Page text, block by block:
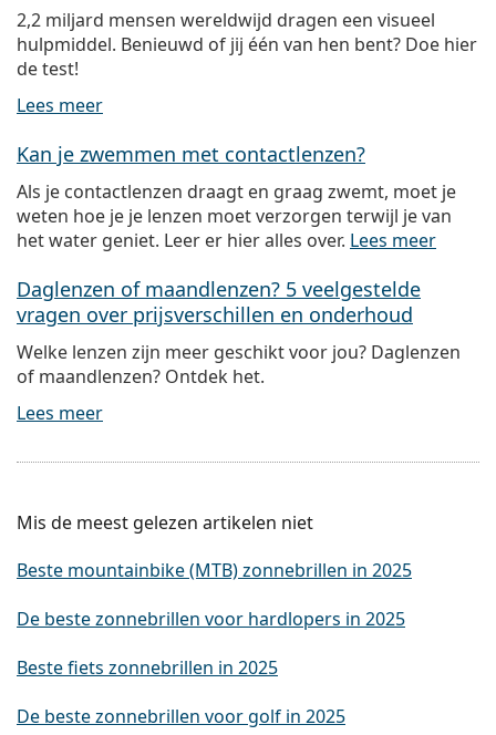
2,2 miljard mensen wereldwijd dragen een visueel
hulpmiddel. Benieuwd of jij één van hen bent? Doe hier
de test!
Lees meer
Kan je zwemmen met contactlenzen?
Als je contactlenzen draagt en graag zwemt, moet je
weten hoe je je lenzen moet verzorgen terwijl je van
het water geniet. Leer er hier alles over. Lees meer
Daglenzen of maandlenzen? 5 veelgestelde
vragen over prijsverschillen en onderhoud
Welke lenzen zijn meer geschikt voor jou? Daglenzen
of maandlenzen? Ontdek het.
Lees meer
Mis de meest gelezen artikelen niet
Beste mountainbike (MTB) zonnebrillen in 2025
De beste zonnebrillen voor hardlopers in 2025
Beste fiets zonnebrillen in 2025
De beste zonnebrillen voor golf in 2025